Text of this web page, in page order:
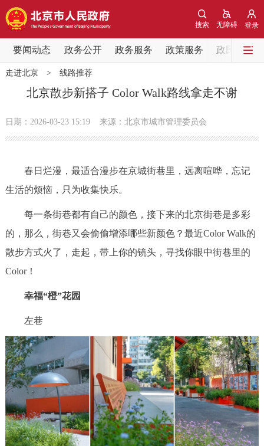
登录
无障碍
搜索
要闻动态 政务公开 政务服务 政策服务 政民互动
要闻动态
党中央精神
政务公开
市领导 机构职能 政策服务
个人服务 法人服务 部门服务
便民服务 利企服务 投资项目
中介服务 阳光政务
政民互动
走进北京> 线路推荐
北京散步新搭子 Color Walk路线拿走不谢
日期：2026-03-23 15:19 来源：北京市城市管理委员会
春日烂漫，最适合漫步在京城街巷里，远离喧哗，忘记
生活的烦恼，只为收集快乐。
每一条街巷都有自己的颜色，接下来的北京街巷是多彩
的，那么，街巷又会偷偷增添哪些新颜色？最近Color Walk的
散步方式火了，走起，带上你的镜头，寻找你眼中街巷里的
Color！
幸福“橙”花园
左巷